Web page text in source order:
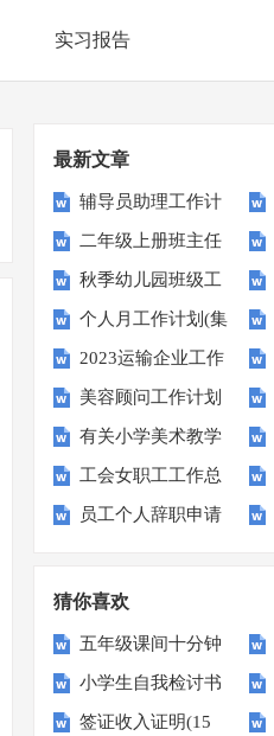
实习报告
最新文章
辅导员助理工作计
划
二年级上册班主任
工作计划
秋季幼儿园班级工
作计划
个人月工作计划(集
合15篇)
2023运输企业工作
计划
美容顾问工作计划
有关小学美术教学
总结
工会女职工工作总
结
员工个人辞职申请
猜你喜欢
五年级课间十分钟
作文汇编五篇
小学生自我检讨书
签证收入证明(15